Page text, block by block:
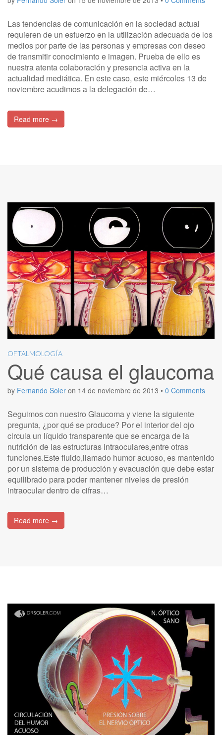
Las tendencias de comunicación en la sociedad actual
requieren de un esfuerzo en la utilización adecuada de los
medios por parte de las personas y empresas con deseo
de transmitir conocimiento e imagen. Prueba de ello es
nuestra atenta colaboración y presencia activa en la
actualidad mediática. En este caso, este miércoles 13 de
noviembre acudimos a la delegación de…
Read more →
OFTALMOLOGÍA
Qué causa el glaucoma
by Fernando Soler on 14 de noviembre de 2013 • 0 Comments
Seguimos con nuestro Glaucoma y viene la siguiente
pregunta, ¿por qué se produce? Por el interior del ojo
circula un líquido transparente que se encarga de la
nutrición de las estructuras intraoculares,entre otras
funciones.Este fluido,llamado humor acuoso, es mantenido
por un sistema de producción y evacuación que debe estar
equilibrado para poder mantener niveles de presión
intraocular dentro de cifras…
Read more →